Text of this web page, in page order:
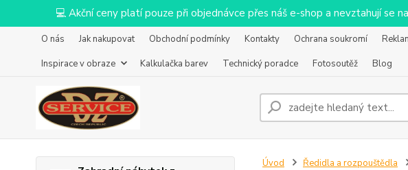
💻 Akční ceny platí pouze při objednávce přes náš e-shop a nevztahují se
O nás Jak nakupovat Obchodní podmínky Kontakty Ochrana soukromí
Inspirace v obraze
Kalkulačka barev Technický poradce Fotosoutěž Blog
Úvod Ředidla a rozpouštědla